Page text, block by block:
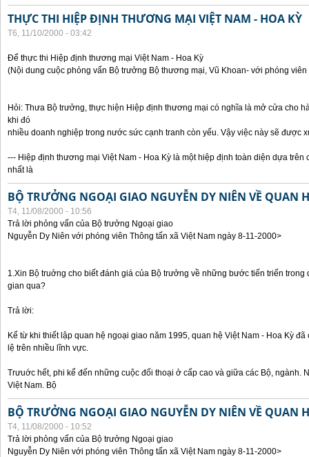
THỰC THI HIỆP ĐỊNH THƯƠNG MẠI VIỆT NAM - HOA KỲ
T6, 11/10/2000 - 03:42
Để thực thi Hiệp định thương mại Việt Nam - Hoa Kỳ
(Nội dung cuộc phỏng vấn Bộ trưởng Bộ thương mại, Vũ Khoan- với phóng
Hỏi: Thưa Bộ trưởng, thực hiện Hiệp định thương mại có nghĩa là mở cửa cho
khi đó
nhiều doanh nghiệp trong nước sức cạnh tranh còn yếu. Vậy việc này sẽ được
--- Hiệp định thương mại Việt Nam - Hoa Kỳ là một hiệp định toàn diện dựa trên
nhất là
BỘ TRƯỞNG NGOẠI GIAO NGUYỄN DY NIÊN VỀ QUAN
T4, 11/08/2000 - 10:56
Trả lời phỏng vấn của Bộ trưởng Ngoại giao
Nguyễn Dy Niên với phóng viên Thông tấn xã Việt Nam ngày 8-11-2000>
1.Xin Bộ truởng cho biết đánh giá của Bộ trưởng về những bước tiến triển trong
gian qua?
Trả lời:
Kể từ khi thiết lập quan hệ ngoại giao năm 1995, quan hệ Việt Nam - Hoa Kỳ
lệ trên nhiều lĩnh vực.
Trưuớc hết, phi kể đến những cuộc đối thoại ở cấp cao và giữa các Bộ, ngành.
Việt Nam. Bộ
BỘ TRƯỞNG NGOẠI GIAO NGUYỄN DY NIÊN VỀ QUAN
T4, 11/08/2000 - 10:52
Trả lời phỏng vấn của Bộ trưởng Ngoại giao
Nguyễn Dy Niên với phóng viên Thông tấn xã Việt Nam ngày 8-11-2000>